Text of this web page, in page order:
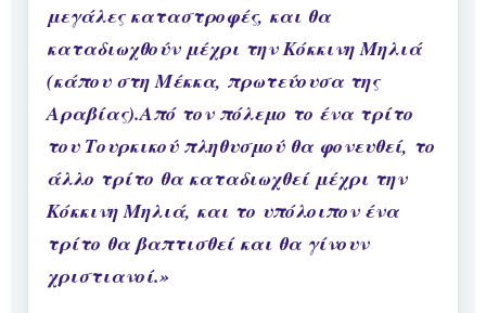
μεγάλες καταστροφές, και θα
καταδιωχθούν μέχρι την Κόκκινη Μηλιά
(κάπου στη Μέκκα, πρωτεύουσα της
Αραβίας).Από τον πόλεμο το ένα τρίτο
του Τουρκικού πληθυσμού θα φονευθεί, το
άλλο τρίτο θα καταδιωχθεί μέχρι την
Κόκκινη Μηλιά, και το υπόλοιπον ένα
τρίτο θα βαπτισθεί και θα γίνουν
χριστιανοί.»